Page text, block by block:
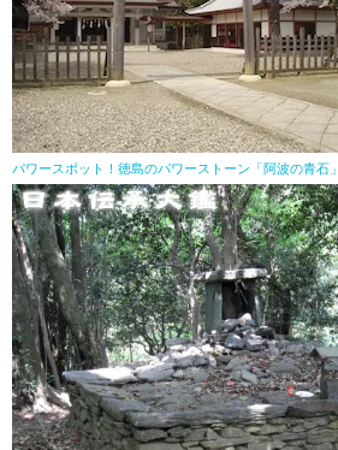
パワースポット！徳島のパワーストーン「阿波の青石」